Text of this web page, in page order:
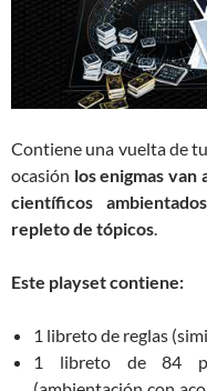
Contiene una vuelta de
ocasión los enigmas
científicos
repleto de tópicos
Este playset contiene:
1 libreto de reglas
1 libreto de 84